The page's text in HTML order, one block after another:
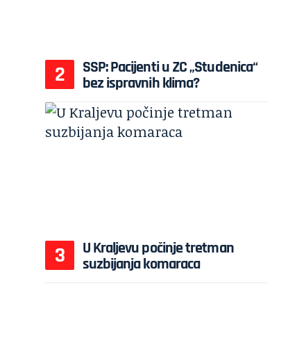
SSP: Pacijenti u ZC „Studenica“
bez ispravnih klima?
U Kraljevu počinje tretman
suzbijanja komaraca